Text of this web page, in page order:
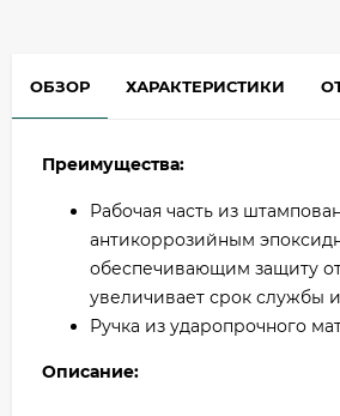
ОБЗОР ХАРАКТЕРИСТИКИ
Преимущества:
Рабочая часть из
антикоррозийным
обеспечивающим защиту
увеличивает срок службы
Ручка из ударопрочного
Описание: